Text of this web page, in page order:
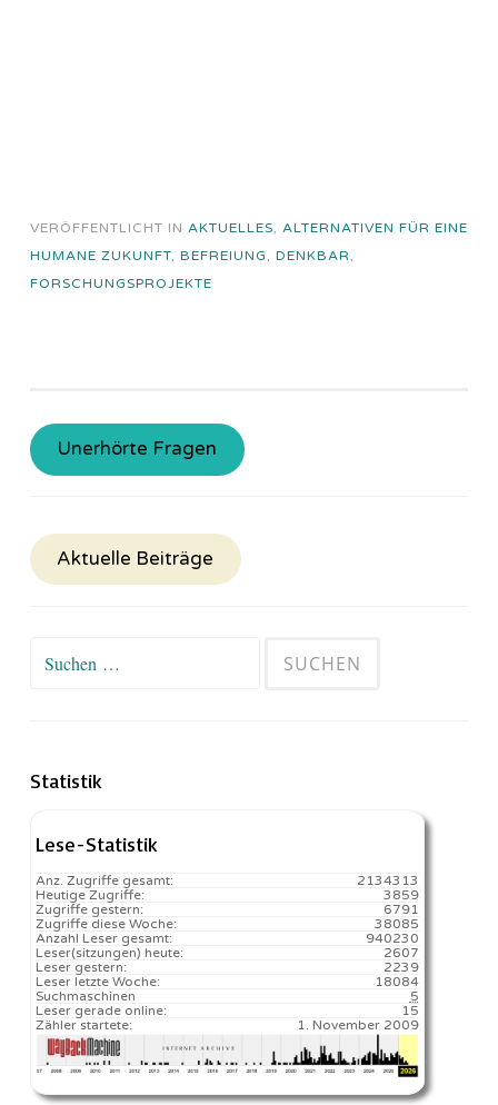
VERÖFFENTLICHT IN AKTUELLES, ALTERNATIVEN FÜR EINE
HUMANE ZUKUNFT, BEFREIUNG, DENKBAR,
FORSCHUNGSPROJEKTE
Unerhörte Fragen
Aktuelle Beiträge
Suchen
Statistik
Lese-Statistik
2134313
Anz. Zugriffe gesamt:
3859
Heutige Zugriffe:
6791
Zugriffe gestern:
38085
Zugriffe diese Woche:
940230
Anzahl Leser gesamt:
2607️
Leser(sitzungen) heute:
2239
Leser gestern:
18084️
Leser letzte Woche:
5
Suchmaschinen
15
Leser gerade online:
1. November 2009
Zähler startete: